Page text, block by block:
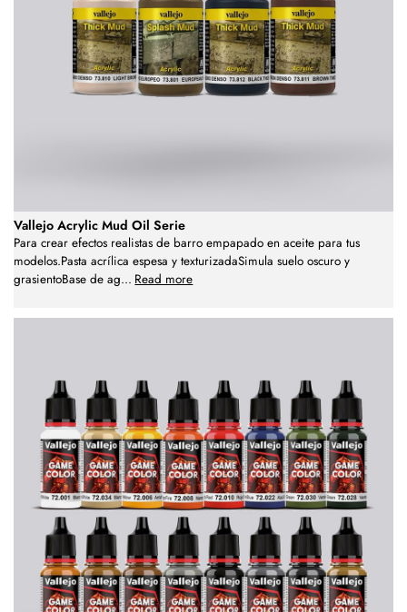
Vallejo Acrylic Mud Oil Serie
Para crear efectos realistas de barro empapado en aceite para tus
modelos.Pasta acrílica espesa y texturizadaSimula suelo oscuro y
grasientoBase de ag... Read more